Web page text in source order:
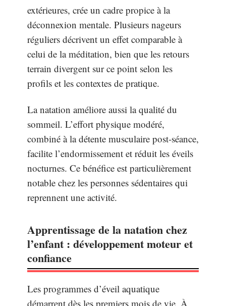
extérieures, crée un cadre propice à la
déconnexion mentale. Plusieurs nageurs
réguliers décrivent un effet comparable à
celui de la méditation, bien que les retours
terrain divergent sur ce point selon les
profils et les contextes de pratique.
La natation améliore aussi la qualité du
sommeil. L’effort physique modéré,
combiné à la détente musculaire post-séance,
facilite l’endormissement et réduit les éveils
nocturnes. Ce bénéfice est particulièrement
notable chez les personnes sédentaires qui
reprennent une activité.
Apprentissage de la natation chez
l’enfant : développement moteur et
confiance
Les programmes d’éveil aquatique
démarrent dès les premiers mois de vie. À